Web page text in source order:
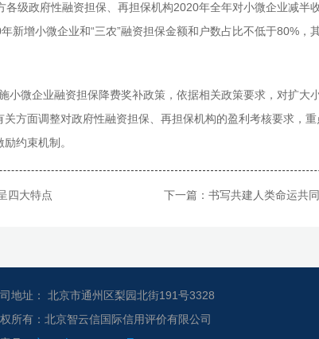
政府性融资担保、再担保机构2020年全年对小微企业减半
新增小微企业和“三农”融资担保金额和户数占比不低于80%
微企业融资担保降费奖补政策，依据相关政策要求，对扩大
方面调整对政府性融资担保、再担保机构的盈利考核要求，
约束机制。
四大特点 下一篇： 书写共建人类命运共
地址： 北京市通州区梨园北街191号3328
所有：北京智云信国际信用评价有限公司